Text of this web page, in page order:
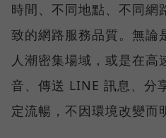
時間、不同地點、不同網
致的網路服務品質。無論
人潮密集場域，或是在高
音、傳送 LINE 訊息、分
定流暢，不因環境改變而